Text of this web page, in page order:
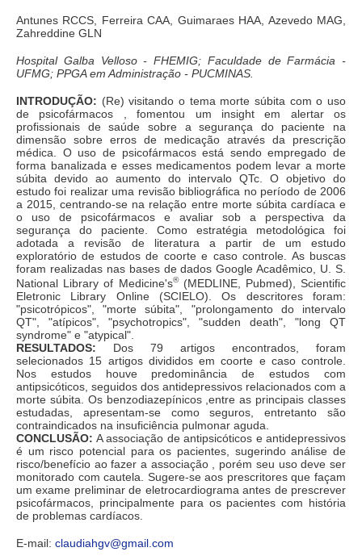
Antunes RCCS, Ferreira CAA, Guimaraes HAA, Azevedo MAG,
Zahreddine GLN
Hospital Galba Velloso - FHEMIG; Faculdade de Farmácia -
UFMG; PPGA em Administração - PUCMINAS.
INTRODUÇÃO: (Re) visitando o tema morte súbita com o uso
de psicofármacos , fomentou um insight em alertar os
profissionais de saúde sobre a segurança do paciente na
dimensão sobre erros de medicação através da prescrição
médica. O uso de psicofármacos está sendo empregado de
forma banalizada e esses medicamentos podem levar a morte
súbita devido ao aumento do intervalo QTc. O objetivo do
estudo foi realizar uma revisão bibliográfica no período de 2006
a 2015, centrando-se na relação entre morte súbita cardíaca e
o uso de psicofármacos e avaliar sob a perspectiva da
segurança do paciente. Como estratégia metodológica foi
adotada a revisão de literatura a partir de um estudo
exploratório de estudos de coorte e caso controle. As buscas
foram realizadas nas bases de dados Google Acadêmico, U. S.
National Library of Medicine's®(MEDLINE, Pubmed), Scientific
Eletronic Library Online (SCIELO). Os descritores foram:
"psicotrópicos", "morte súbita", "prolongamento do intervalo
QT", "atípicos", "psychotropics", "sudden death", "long QT
syndrome" e "atypical".
RESULTADOS: Dos 79 artigos encontrados, foram
selecionados 15 artigos divididos em coorte e caso controle.
Nos estudos houve predominância de estudos com
antipsicóticos, seguidos dos antidepressivos relacionados com a
morte súbita. Os benzodiazepínicos ,entre as principais classes
estudadas, apresentam-se como seguros, entretanto são
contraindicados na insuficiência pulmonar aguda.
CONCLUSÃO: A associação de antipsicóticos e antidepressivos
é um risco potencial para os pacientes, sugerindo análise de
risco/benefício ao fazer a associação , porém seu uso deve ser
monitorado com cautela. Sugere-se aos prescritores que façam
um exame preliminar de eletrocardiograma antes de prescrever
psicofármacos, principalmente para os pacientes com história
de problemas cardíacos.
E-mail: claudiahgv@gmail.com